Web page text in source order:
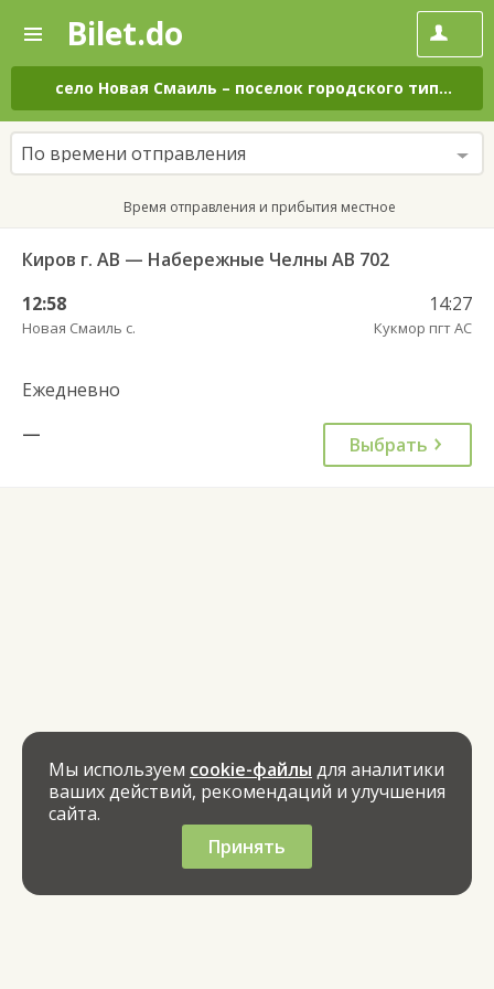
—
Поиск
и
покупка
билетов
на
автобус
онлайн
Bilet.do
село Новая Смаиль – поселок городского типа Кукмор
По времени отправления
Время отправления и прибытия местное
Киров г. АВ — Набережные Челны АВ 702
12:58
Новая Смаиль с.
14:27
Кукмор пгт АС
Ежедневно
—
Выбрать
Мы используем cookie-файлы для аналитики
ваших действий, рекомендаций и улучшения
сайта.
Принять